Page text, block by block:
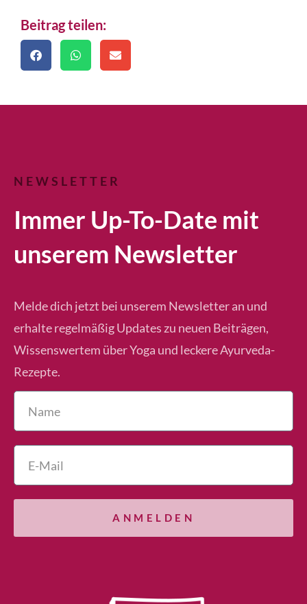
Beitrag teilen:
NEWSLETTER
Immer Up-To-Date mit
unserem Newsletter
Melde dich jetzt bei unserem Newsletter an und
erhalte regelmäßig Updates zu neuen Beiträgen,
Wissenswertem über Yoga und leckere Ayurveda-
Rezepte.
ANMELDEN